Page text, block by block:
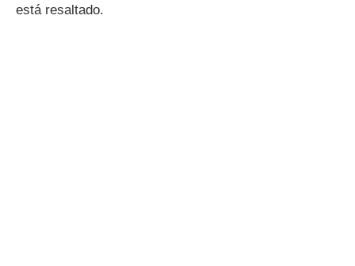
está resaltado.